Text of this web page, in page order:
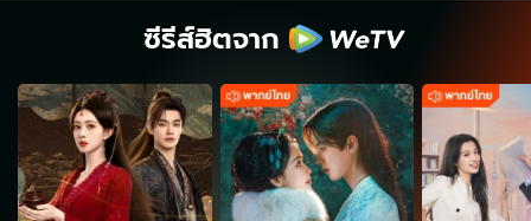
ซีรีส์ฮิตจาก